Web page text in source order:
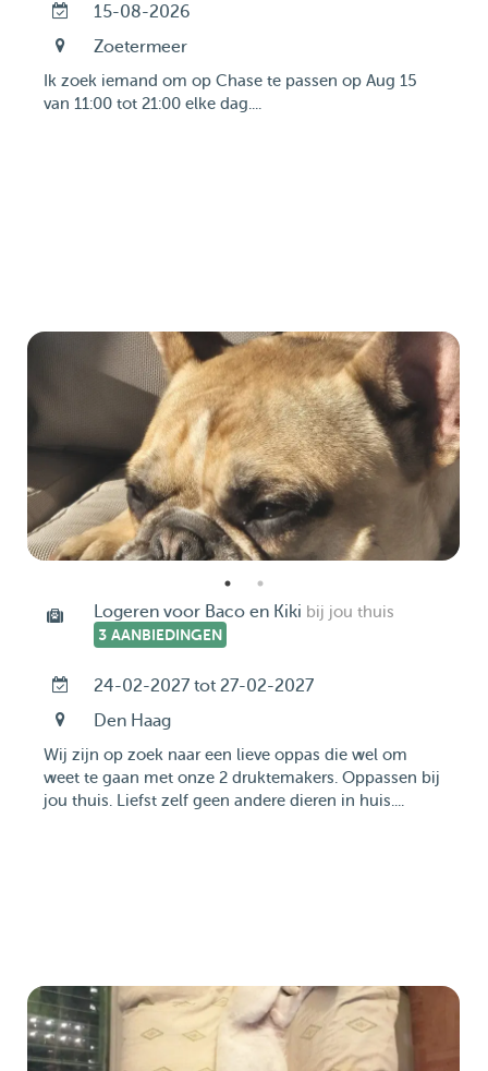
15-08-2026
Zoetermeer
Ik zoek iemand om op Chase te passen op Aug 15
van 11:00 tot 21:00 elke dag....
Logeren voor Baco en Kiki bij jou thuis
3 AANBIEDINGEN
24-02-2027 tot 27-02-2027
Den Haag
Wij zijn op zoek naar een lieve oppas die wel om
weet te gaan met onze 2 druktemakers. Oppassen bij
jou thuis. Liefst zelf geen andere dieren in huis....